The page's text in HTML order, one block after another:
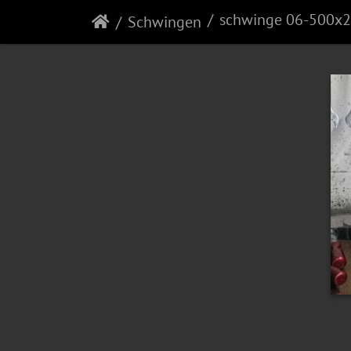
Schwingen schwinge 06-